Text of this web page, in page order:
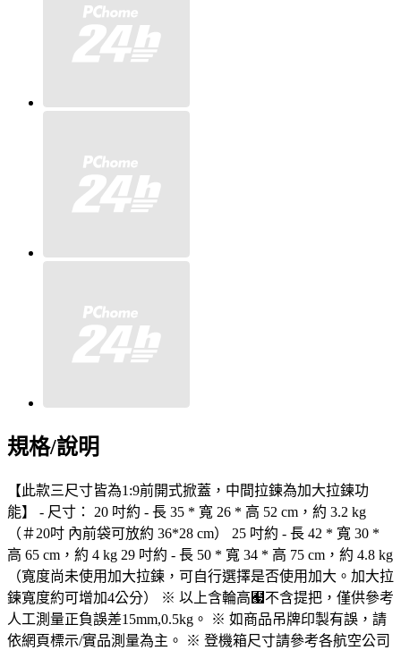
規格/說明
【此款三尺寸皆為1:9前開式掀蓋，中間拉鍊為加大拉鍊功
能】 - 尺寸： 20 吋約 - 長 35 * 寬 26 * 高 52 cm，約 3.2 kg
（＃20吋 內前袋可放約 36*28 cm） 25 吋約 - 長 42 * 寬 30 *
高 65 cm，約 4 kg 29 吋約 - 長 50 * 寬 34 * 高 75 cm，約 4.8 kg
（寬度尚未使用加大拉鍊，可自行選擇是否使用加大。加大拉
鍊寬度約可增加4公分） ※ 以上含輪高﹧不含提把，僅供參考
人工測量正負誤差15mm,0.5kg。 ※ 如商品吊牌印製有誤，請
依網頁標示/實品測量為主。 ※ 登機箱尺寸請參考各航空公司